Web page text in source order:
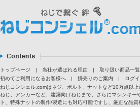
トップページ | 当社が選ばれる理由 | 取り扱い商品一覧
初めてご利用になるお客様へ
| 掛売りのご案内 | ログ
ねじコンシェル.comはネジ、ボルト、ナットなど10万点以
ねじ、アンカーなど、建築向けねじまで、さらにマシンキ
ト、特殊ナットの製作/製造にも対応可能ですし、厳正な品